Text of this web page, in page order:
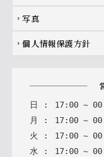
chevron_right 写真
chevron_right 個人情報保護方針
日 : 17: 00 ~ 00
月
: 17: 00 ~ 00
火
: 17: 00 ~ 00
水 : 17: 00 ~ 00